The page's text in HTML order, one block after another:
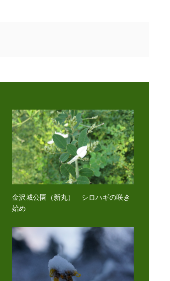
金沢城公園（新丸） シロハギの咲き
始め